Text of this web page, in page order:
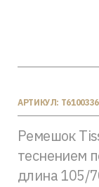
АРТИКУЛ:
Ремешок
теснением
длина 105/